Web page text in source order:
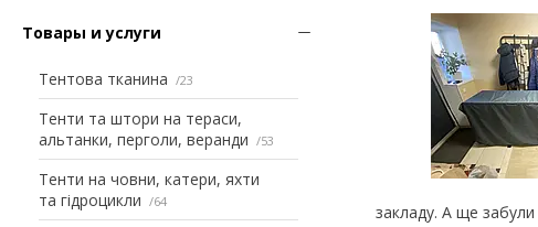
Товары и услуги
Тентова тканина 23
Тенти та штори на тераси,
альтанки, перголи, веранди
53
Тенти на човни, катери, яхти
та гідроцикли
64
закладу. А ще забули